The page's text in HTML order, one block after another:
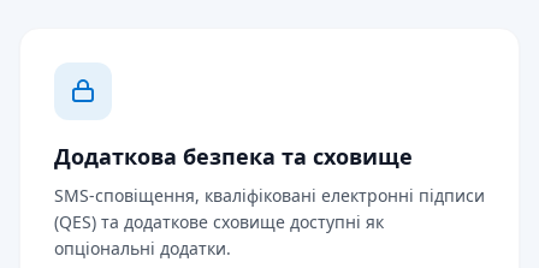
Додаткова безпека та сховище
SMS-сповіщення, кваліфіковані електронні підписи
(QES) та додаткове сховище доступні як
опціональні додатки.